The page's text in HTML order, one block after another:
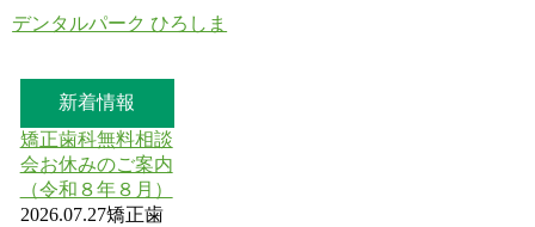
デンタルパーク ひろしま
新着情報
矯正歯科無料相談
会お休みのご案内
（令和８年８月）
2026.07.27矯正歯